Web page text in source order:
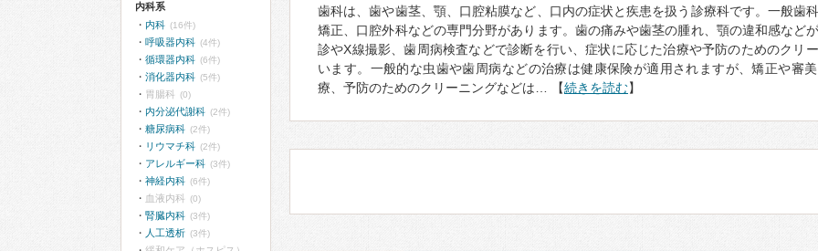
歯科は、歯や歯茎、顎、口腔粘膜など、口内の症状と疾患を扱う診療科です。一般歯
矯正、口腔外科などの専門分野があります。歯の痛みや歯茎の腫れ、顎の違和感など
診やX線撮影、歯周病検査などで診断を行い、症状に応じた治療や予防のためのクリ
います。一般的な虫歯や歯周病などの治療は健康保険が適用されますが、矯正や審
療、予防のためのクリーニングなどは… 【続きを読む】
内科系
内科 (16件)
呼吸器内科 (4件)
循環器内科 (6件)
消化器内科 (5件)
胃腸科 (0)
内分泌代謝科 (2件)
糖尿病科 (2件)
リウマチ科 (2件)
アレルギー科 (3件)
神経内科 (6件)
血液内科 (0)
腎臓内科 (3件)
人工透析 (3件)